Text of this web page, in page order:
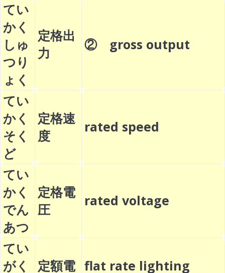
てい
かく
しゅ
つり
ょく
定格出
力
② gross output
てい
かく
そく
ど
定格速
度
rated speed
てい
かく
でん
あつ
定格電
圧
rated voltage
てい
がく
定額電 flat rate lighting